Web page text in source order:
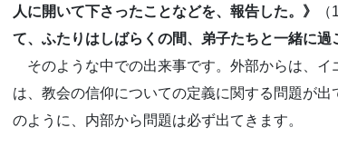
人に開いて下さったことなどを、報告した。》
て、ふたりはしばらくの間、弟子たちと一緒に過
そのような中での出来事です。外部からは、イ
は、教会の信仰についての定義に関する問題が
のように、内部から問題は必ず出てきます。